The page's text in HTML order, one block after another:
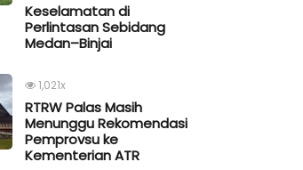
Keselamatan di
Perlintasan Sebidang
Medan–Binjai
1,021x
RTRW Palas Masih
Menunggu Rekomendasi
Pemprovsu ke
Kementerian ATR